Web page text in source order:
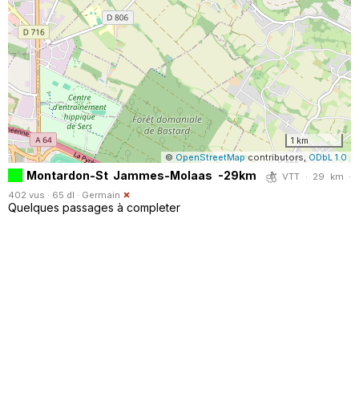
1 km
© OpenStreetMapcontributors, ODbL 1.0
Montardon-St Jammes-Molaas -29km
VTT · 29 km ·
402 vus · 65 dl · Germain
Quelques passages à completer